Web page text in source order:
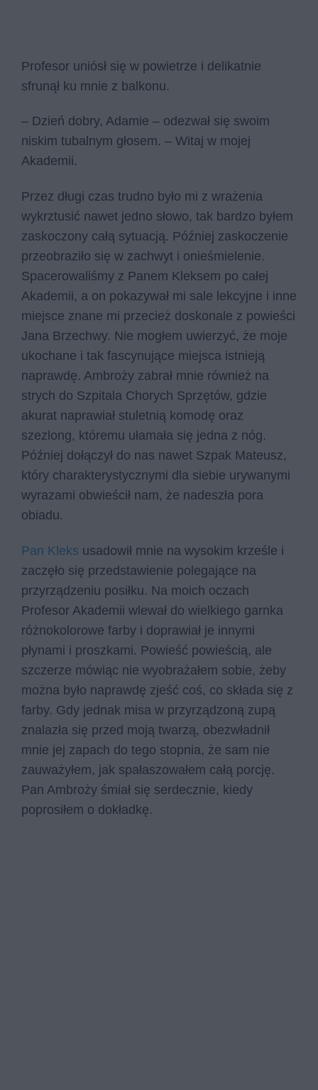
Profesor uniósł się w powietrze i delikatnie
sfrunął ku mnie z balkonu.
– Dzień dobry, Adamie – odezwał się swoim
niskim tubalnym głosem. – Witaj w mojej
Akademii.
Przez długi czas trudno było mi z wrażenia
wykrztusić nawet jedno słowo, tak bardzo byłem
zaskoczony całą sytuacją. Później zaskoczenie
przeobraziło się w zachwyt i onieśmielenie.
Spacerowaliśmy z Panem Kleksem po całej
Akademii, a on pokazywał mi sale lekcyjne i inne
miejsce znane mi przecież doskonale z powieści
Jana Brzechwy. Nie mogłem uwierzyć, że moje
ukochane i tak fascynujące miejsca istnieją
naprawdę. Ambroży zabrał mnie również na
strych do Szpitala Chorych Sprzętów, gdzie
akurat naprawiał stuletnią komodę oraz
szezlong, któremu ułamała się jedna z nóg.
Później dołączył do nas nawet Szpak Mateusz,
który charakterystycznymi dla siebie urywanymi
wyrazami obwieścił nam, że nadeszła pora
obiadu.
Pan Kleks usadowił mnie na wysokim krześle i
zaczęło się przedstawienie polegające na
przyrządzeniu posiłku. Na moich oczach
Profesor Akademii wlewał do wielkiego garnka
różnokolorowe farby i doprawiał je innymi
płynami i proszkami. Powieść powieścią, ale
szczerze mówiąc nie wyobrażałem sobie, żeby
można było naprawdę zjeść coś, co składa się z
farby. Gdy jednak misa w przyrządzoną zupą
znalazła się przed moją twarzą, obezwładnił
mnie jej zapach do tego stopnia, że sam nie
zauważyłem, jak spałaszowałem całą porcję.
Pan Ambroży śmiał się serdecznie, kiedy
poprosiłem o dokładkę.